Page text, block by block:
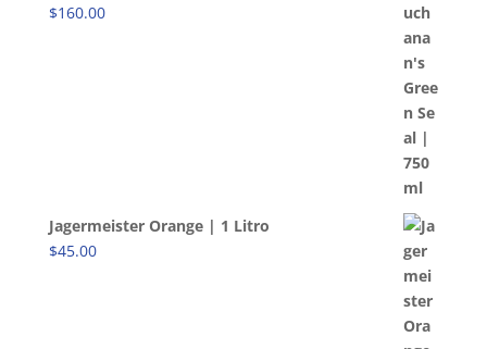
$160.00
Jagermeister Orange | 1 Litro
$45.00